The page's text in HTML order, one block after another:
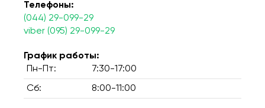
Телефоны:
(044) 29-099-29
viber (095) 29-099-29
График работы:
Пн-Пт:
7:30-17:00
Сб: 8:00-11:00